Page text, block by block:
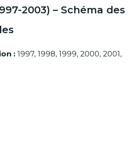
2003) – Schéma des
: 1997, 1998, 1999, 2000, 2001,